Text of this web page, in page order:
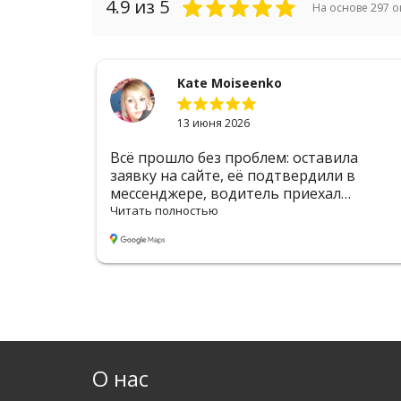
4.9 из 5 На основе 297
Kate Moiseenko
13 июня 2026
Всё прошло без проблем: оставила
заявку на сайте, её подтвердили в
мессенджере, водитель приехал
вовремя. Цена адекватная, оформление
удобное
Читать полностью
О нас